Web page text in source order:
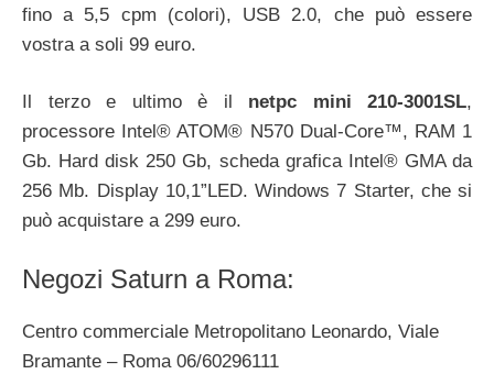
fino a 5,5 cpm (colori), USB 2.0, che può essere
vostra a soli 99 euro.
Il terzo e ultimo è il netpc mini 210-3001SL,
processore Intel® ATOM® N570 Dual-Core™, RAM 1
Gb. Hard disk 250 Gb, scheda grafica Intel® GMA da
256 Mb. Display 10,1”LED. Windows 7 Starter, che si
può acquistare a 299 euro.
Negozi Saturn a Roma:
Centro commerciale Metropolitano Leonardo, Viale
Bramante – Roma 06/60296111